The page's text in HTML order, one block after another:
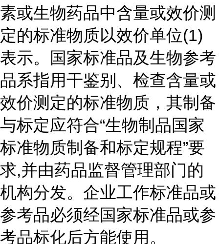
素或生物药品中含量或效价测
定的标准物质以效价单位(1)
表示。国家标准品及生物参考
品系指用干鉴别、检查含量或
效价测定的标准物质，其制备
与标定应符合“生物制品国家
标准物质制备和标定规程”要
求,并由药品监督管理部门的
机构分发。企业工作标准品或
参考品必须经国家标准品或参
考品标化后方能使用。